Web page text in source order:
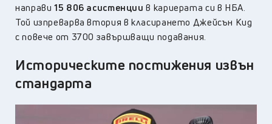
направи15 806 асистенции в кариерата си в НБА.
Той изпреварва втория в класирането Джейсън Кид
с повече от 3700 завършващи подавания.
Историческите постижения извън
стандарта